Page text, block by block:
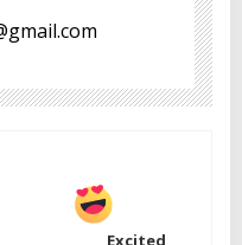
Excited